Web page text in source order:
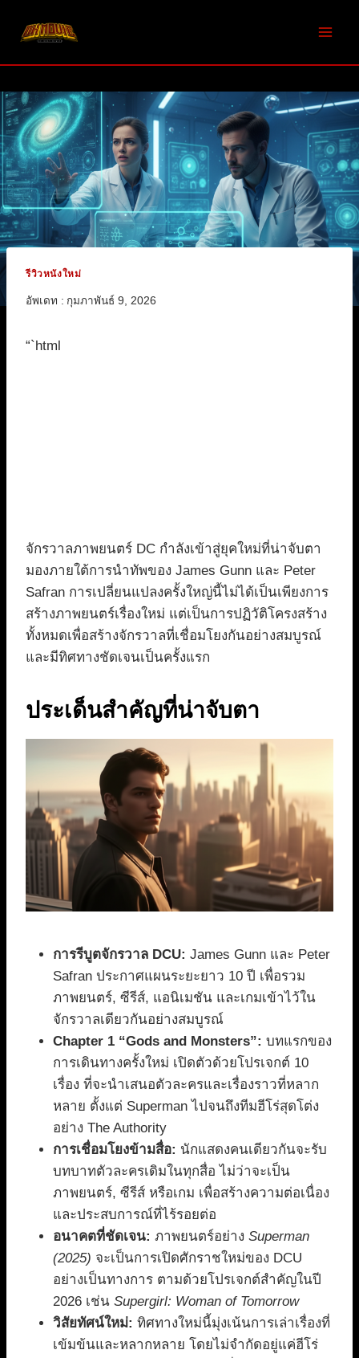
รีวิวหนังใหม่
อัพเดท : กุมภาพันธ์ 9, 2026
“`html
จักรวาลภาพยนตร์ DC กำลังเข้าสู่ยุคใหม่ที่น่าจับตา
มองภายใต้การนำทัพของ James Gunn และ Peter
Safran การเปลี่ยนแปลงครั้งใหญ่นี้ไม่ได้เป็นเพียงการ
สร้างภาพยนตร์เรื่องใหม่ แต่เป็นการปฏิวัติโครงสร้าง
ทั้งหมดเพื่อสร้างจักรวาลที่เชื่อมโยงกันอย่างสมบูรณ์
และมีทิศทางชัดเจนเป็นครั้งแรก
ประเด็นสำคัญที่น่าจับตา
การรีบูตจักรวาล DCU: James Gunn และ Peter
Safran ประกาศแผนระยะยาว 10 ปี เพื่อรวม
ภาพยนตร์, ซีรีส์, แอนิเมชัน และเกมเข้าไว้ใน
จักรวาลเดียวกันอย่างสมบูรณ์
Chapter 1 “Gods and Monsters”: บทแรกของ
การเดินทางครั้งใหม่ เปิดตัวด้วยโปรเจกต์ 10
เรื่อง ที่จะนำเสนอตัวละครและเรื่องราวที่หลาก
หลาย ตั้งแต่ Superman ไปจนถึงทีมฮีโร่สุดโต่ง
อย่าง The Authority
การเชื่อมโยงข้ามสื่อ: นักแสดงคนเดียวกันจะรับ
บทบาทตัวละครเดิมในทุกสื่อ ไม่ว่าจะเป็น
ภาพยนตร์, ซีรีส์ หรือเกม เพื่อสร้างความต่อเนื่อง
และประสบการณ์ที่ไร้รอยต่อ
อนาคตที่ชัดเจน: ภาพยนตร์อย่าง Superman
(2025) จะเป็นการเปิดศักราชใหม่ของ DCU
อย่างเป็นทางการ ตามด้วยโปรเจกต์สำคัญในปี
2026 เช่น Supergirl: Woman of Tomorrow
วิสัยทัศน์ใหม่: ทิศทางใหม่นี้มุ่งเน้นการเล่าเรื่องที่
เข้มข้นและหลากหลาย โดยไม่จำกัดอยู่แค่ฮีโร่